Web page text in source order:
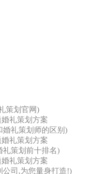
策划官网)
婚礼策划方案
婚礼策划师的区别)
婚礼策划方案
礼策划前十排名)
婚礼策划方案
公司,为您量身打造!)